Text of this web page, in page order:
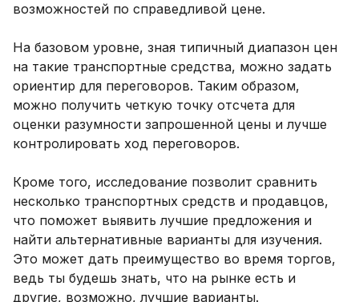
возможностей по справедливой цене.
На базовом уровне, зная типичный диапазон цен
на такие транспортные средства, можно задать
ориентир для переговоров. Таким образом,
можно получить четкую точку отсчета для
оценки разумности запрошенной цены и лучше
контролировать ход переговоров.
Кроме того, исследование позволит сравнить
несколько транспортных средств и продавцов,
что поможет выявить лучшие предложения и
найти альтернативные варианты для изучения.
Это может дать преимущество во время торгов,
ведь ты будешь знать, что на рынке есть и
другие, возможно, лучшие варианты.